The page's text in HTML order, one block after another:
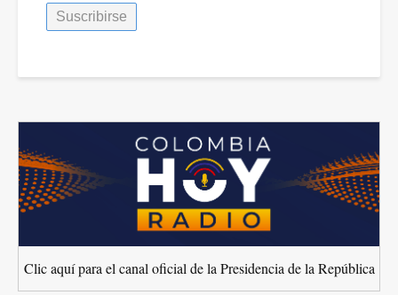
Clic aquí para el canal oficial de la Presidencia de la República